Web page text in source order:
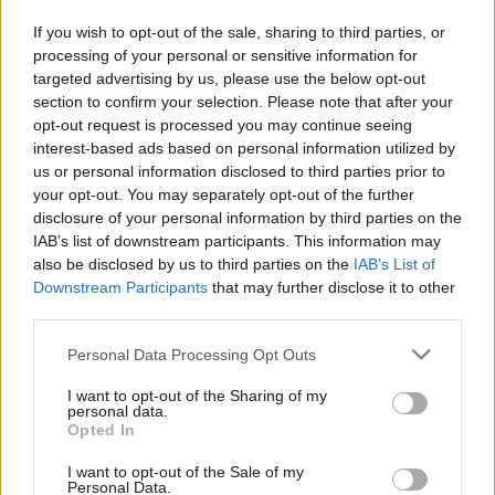
If you wish to opt-out of the sale, sharing to third parties, or
processing of your personal or sensitive information for
targeted advertising by us, please use the below opt-out
section to confirm your selection. Please note that after your
opt-out request is processed you may continue seeing
interest-based ads based on personal information utilized by
us or personal information disclosed to third parties prior to
your opt-out. You may separately opt-out of the further
disclosure of your personal information by third parties on the
IAB’s list of downstream participants. This information may
also be disclosed by us to third parties on the IAB’s List of
Downstream Participants that may further disclose it to other
Please note that this website/app uses one or more Google
not limited to your visit or usage behaviour. You may click to
grant or deny consent to Google and its third-party tags to
use your data for below specified purposes in below Google
consent section.
Personal Data Processing Opt Outs
I want to opt-out of the Sharing of my
personal data.
Opted In
I want to opt-out of the Sale of my
Personal Data.
mantenendo controllo su costi, rischi e qualità del
AUTORE
Linda Pellegrini
Linda Pellegrini ha raccontato da Genova il
riconversione dell'ex area portuale entrando in
per un'intervista decisiva; è caporedattore con
responsabilità sulle rubriche storiche e propone in
redazione inchieste su memoria locale. Laureata
all'Università di Genova, conserva un archivio di
fotografie d'epoca della città.